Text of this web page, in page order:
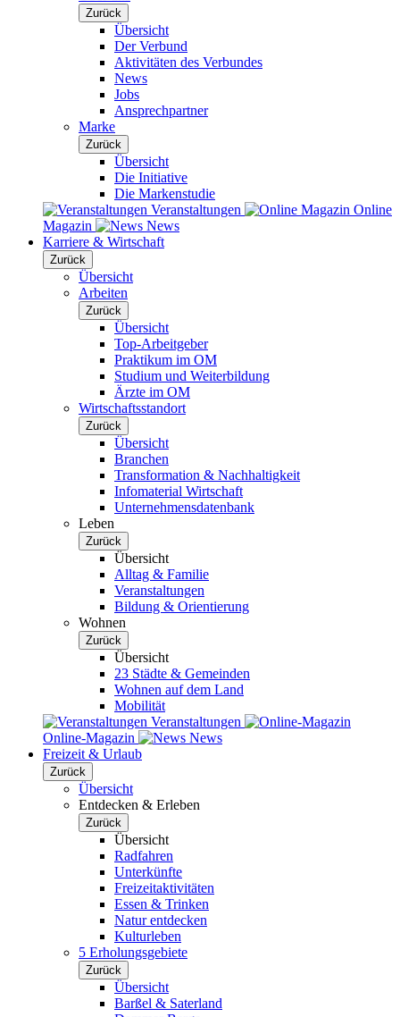
Zurück
Übersicht
Der Verbund
Aktivitäten des Verbundes
News
Jobs
Ansprechpartner
Marke
Zurück
Übersicht
Die Initiative
Die Markenstudie
Veranstaltungen
Online
Magazin
News
Karriere & Wirtschaft
Zurück
Übersicht
Arbeiten
Zurück
Übersicht
Top-Arbeitgeber
Praktikum im OM
Studium und Weiterbildung
Ärzte im OM
Wirtschaftsstandort
Zurück
Übersicht
Branchen
Transformation & Nachhaltigkeit
Infomaterial Wirtschaft
Unternehmensdatenbank
Leben
Zurück
Übersicht
Alltag & Familie
Veranstaltungen
Bildung & Orientierung
Wohnen
Zurück
Übersicht
23 Städte & Gemeinden
Wohnen auf dem Land
Mobilität
Veranstaltungen
Online-Magazin
News
Freizeit & Urlaub
Zurück
Übersicht
Entdecken & Erleben
Zurück
Übersicht
Radfahren
Unterkünfte
Freizeitaktivitäten
Essen & Trinken
Natur entdecken
Kulturleben
5 Erholungsgebiete
Zurück
Übersicht
Barßel & Saterland